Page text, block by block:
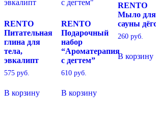
RENTO
Питательная
глина для
тела,
эвкалипт
575 руб.
В корзину
RENTO
Подарочный
набор
“Ароматерапия
с дегтем”
610руб.
В корзину
RENTO
Мыло для
сауны
260 руб.
В корзину